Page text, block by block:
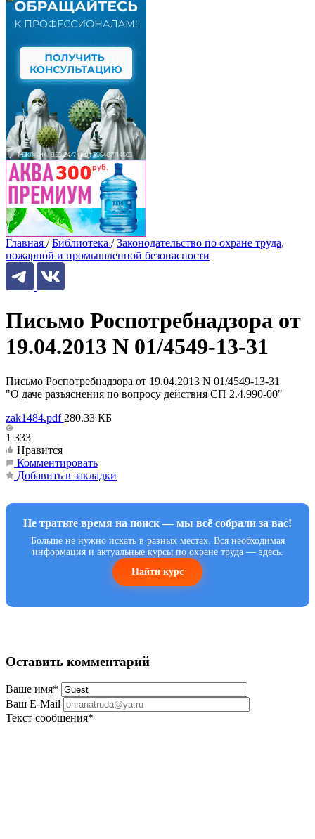
Главная / Библиотека / Законодательство по охране труда,
пожарной и промышленной безопасности
Письмо Роспотребнадзора от
19.04.2013 N 01/4549-13-31
Письмо Роспотребнадзора от 19.04.2013 N 01/4549-13-31
"О даче разъяснения по вопросу действия СП 2.4.990-00"
zak1484.pdf 280.33 КБ
1 333
Нравится
Комментировать
Добавить в закладки
Не тратьте время на поиск — мы всё собрали за вас!
Больше не нужно искать в разных местах. Вся необходимая
информация и актуальные курсы по охране труда — здесь.
Найти курс
Оставить комментарий
Ваше имя*
Ваш E-Mail
Текст сообщения*